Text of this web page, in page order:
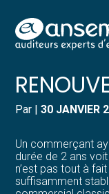
Aller
au
Créer et
Gérer votre
Piloter votre
Développer
Construire votre
Pilotez votre
Suivre votre
Gérer vos
Dématérialiser
BAIL
Par |30 JANVIER
Un commerçant
durée de 2 ans
n’est pas tout à
suffisamment